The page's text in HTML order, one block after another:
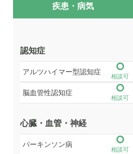
疾患・病気
認知症
アルツハイマー型認知症
相談可
脳血管性認知症
相談可
心臓・血管・神経
パーキンソン病
相談可